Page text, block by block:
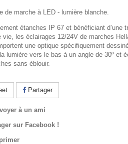
de marche à LED - lumière blanche.
étanches IP 67 et bénéficiant d’une
vie, les éclairages 12/24V de marches
une optique spécifiquement
lumière vers le bas à un angle de 30º et
sans éblouir.
Partager
à un ami
sur Facebook !